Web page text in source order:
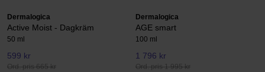
Dermalogica
Active Moist - Dagkräm
50 ml
599 kr
Ord. pris 665 kr
Dermalogica
AGE smart
100 ml
1 796 kr
Ord. pris 1 995 kr